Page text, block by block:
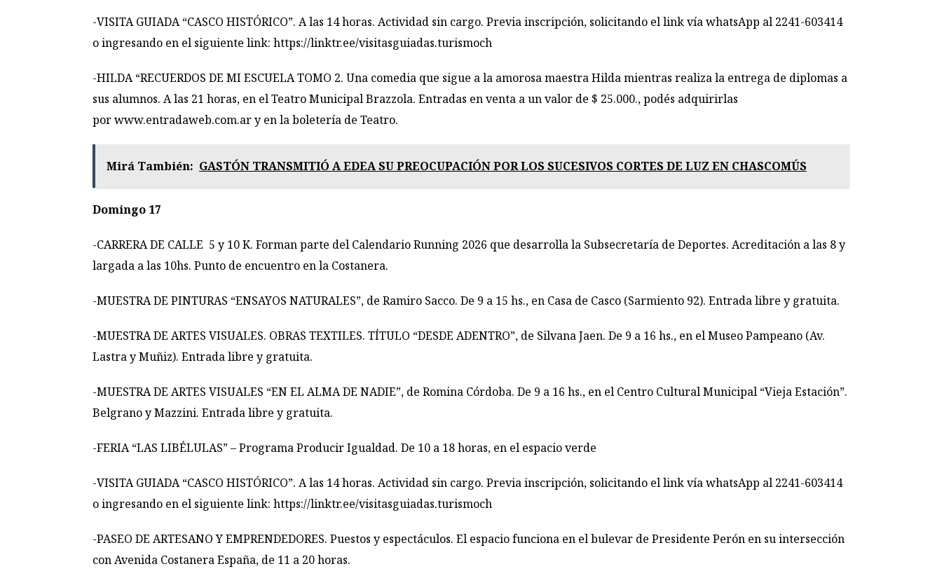
-VISITA GUIADA “CASCO HISTÓRICO”. A las 14 horas. Actividad sin cargo. Previa inscripción, solicitando el link vía whatsApp al 2241-603414
o ingresando en el siguiente link: https://linktr.ee/visitasguiadas.turismoch
-HILDA “RECUERDOS DE MI ESCUELA TOMO 2. Una comedia que sigue a la amorosa maestra Hilda mientras realiza la entrega de diplomas a
sus alumnos. A las 21 horas, en el Teatro Municipal Brazzola. Entradas en venta a un valor de $ 25.000., podés adquirirlas
porwww.entradaweb.com.ary en la boletería de Teatro.
Mirá También: GASTÓN TRANSMITIÓ A EDEA SU PREOCUPACIÓN POR LOS SUCESIVOS CORTES DE LUZ EN CHASCOMÚS
Domingo 17
-CARRERA DE CALLE 5 y 10 K. Forman parte del Calendario Running 2026 que desarrolla la Subsecretaría de Deportes. Acreditación a las 8 y
largada a las 10hs. Punto de encuentro en la Costanera.
-MUESTRA DE PINTURAS “ENSAYOS NATURALES”, de Ramiro Sacco. De 9 a 15 hs., en Casa de Casco (Sarmiento 92). Entrada libre y gratuita.
-MUESTRA DE ARTES VISUALES. OBRAS TEXTILES. TÍTULO “DESDE ADENTRO”, de Silvana Jaen. De 9 a 16 hs., en el Museo Pampeano (Av.
Lastra y Muñiz). Entrada libre y gratuita.
-MUESTRA DE ARTES VISUALES “EN EL ALMA DE NADIE”, de Romina Córdoba. De 9 a 16 hs., en el Centro Cultural Municipal “Vieja Estación”.
Belgrano y Mazzini. Entrada libre y gratuita.
-FERIA “LAS LIBÉLULAS” – Programa Producir Igualdad. De 10 a 18 horas, en el espacio verde
-VISITA GUIADA “CASCO HISTÓRICO”. A las 14 horas. Actividad sin cargo. Previa inscripción, solicitando el link vía whatsApp al 2241-603414
o ingresando en el siguiente link: https://linktr.ee/visitasguiadas.turismoch
-PASEO DE ARTESANO Y EMPRENDEDORES. Puestos y espectáculos. El espacio funciona en el bulevar de Presidente Perón en su intersección
con Avenida Costanera España, de 11 a 20 horas.